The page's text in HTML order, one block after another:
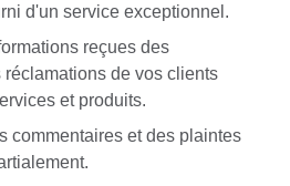
d'un service exceptionnel.
reçues des
de vos clients
et produits.
commentaires et des plaintes